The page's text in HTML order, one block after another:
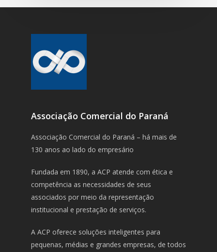
Associação Comercial do Paraná
Associação Comercial do Paraná – há mais de
130 anos ao lado do empresário
Fundada em 1890, a ACP atende com ética e
competência as necessidades de seus
associados por meio da representação
institucional e prestação de serviços.
A ACP oferece soluções inteligentes para
pequenas, médias e grandes empresas, de todos